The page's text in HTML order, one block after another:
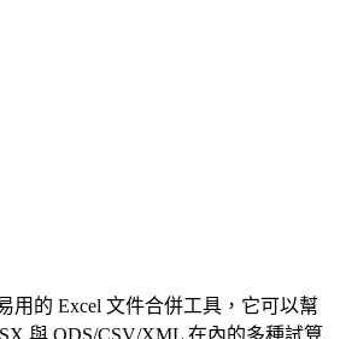
用的 Excel 文件合併工具，它可以幫
與 ODS/CSV/XML 在內的多種試算